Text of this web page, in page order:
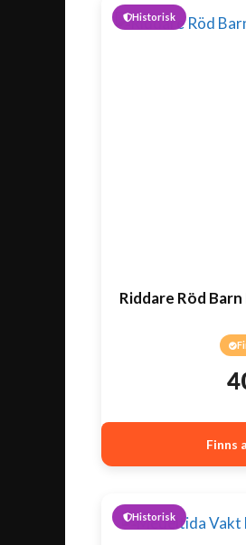
Historisk
Riddare Röd
Finns
Historisk